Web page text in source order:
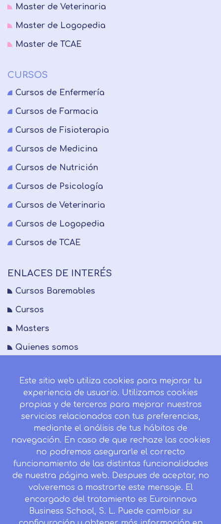
Master de Veterinaria
Master de Logopedia
Master de TCAE
CURSOS
Cursos de Enfermería
Cursos de Farmacia
Cursos de Fisioterapia
Cursos de Medicina
Cursos de Nutrición
Cursos de Psicología
Cursos de Veterinaria
Cursos de Logopedia
Cursos de TCAE
ENLACES DE INTERÉS
Cursos Baremables
Cursos
Masters
Quienes somos
Blog
Mapa del sitio
Desistir contrato aquí
CONTACTO
Camino de la Torrecilla N.º 30 EDIFICIO EDUCA
EDTECH, C.P. 18.200, Maracena (Granada)
958 050 746
Este sitio web utiliza cookies para mejorar tu
experiencia de usuario. Utilizamos cookies
propias y de terceros para mejorar nuestros
servicios relacionados con tus preferencias,
mediante el análisis de tus hábitos de
navegación. En caso de que rechaze las cookies
no podremos asegurarle el correcto
funcionamiento de las distintas funcionalidades
de nuestra página web. Despues de aceptar, no
volveremos a mostrarte este mensaje. El
encargado del tratamiento es Euroinnova
Business School, S. L. Puede cambiar su